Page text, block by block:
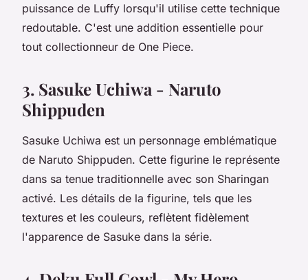
puissance de Luffy lorsqu'il utilise cette technique
redoutable. C'est une addition essentielle pour
tout collectionneur de One Piece.
3. Sasuke Uchiwa - Naruto
Shippuden
Sasuke Uchiwa est un personnage emblématique
de Naruto Shippuden. Cette figurine le représente
dans sa tenue traditionnelle avec son Sharingan
activé. Les détails de la figurine, tels que les
textures et les couleurs, reflètent fidèlement
l'apparence de Sasuke dans la série.